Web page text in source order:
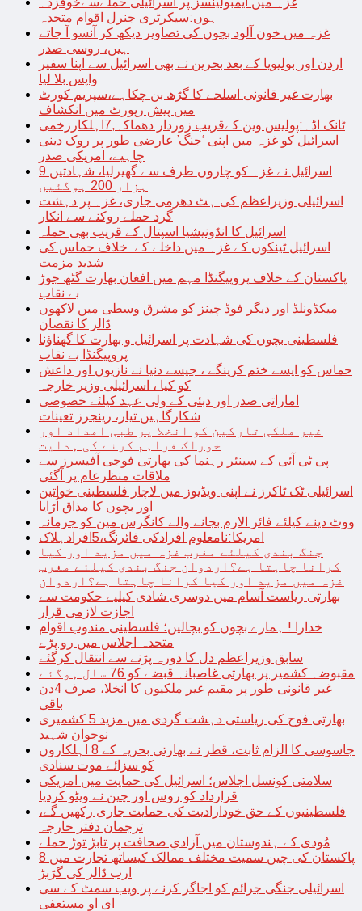
ہوں:سیکرٹری جنرل اقوام متحدہ
غزہ میں خون آلود بچوں کی تصاویر دیکھ کر آنسو آ جاتے
ہیں، روسی صدر
اردن اور بولیویا کے بعد بحرین نے بھی اسرائیل سے اپنا سفیر
واپس بلا لیا
بھارت غیر قانونی اسلحے کا گڑھ بن چکاہے،سپریم کورٹ
میں پیش رپورٹ میں انکشاف
ٹانک اڈہ:پولیس وین کےقریب زوردار دھماکہ,7اہلکارزخمی
اسرائیل کو غزہ میں اپنی ‘جنگ’ عارضی طور پر روک دینی
چاہیے، امریکی صدر
اسرائیل نے غزہ کو چاروں طرف سے گھیرلیا، شہادتیں 9
ہزار 200 ہوگئیں
اسرائیلی وزیراعظم کی ہٹ دھرمی جاری، غزہ پر دہشت
گرد حملے روکنے سے انکار
اسرائیل کا انڈونیشیا اسپتال کے قریب بھی حملہ
اسرائیل ٹینکوں کے غزہ میں داخلے کے خلاف حماس کی
پاکستان کے خلاف پروپیگنڈا مہم میں افغان بھارت گٹھ جوڑ
بے نقاب
میکڈونلڈ اور دیگر فوڈ چینز کو مشرق وسطی میں لاکھوں
ڈالر کا نقصان
فلسطینی بچوں کی شہادت پر اسرائیل و بھارت کا گھناؤنا
پروپیگنڈا بے نقاب
حماس کو ایسے ختم کرینگے ، جیسے دنیا نے نازیوں اور داعش
کو کیا ، اسرائیلی وزیر خارجہ
اماراتی صدر اور دبئی کے ولی عہد کیلئے خصوصی
شکارگاہیں تیار، رینجرز تعینات
غیر ملکی تارکین کو انخلا پر طبی امداد اور
خوراک فراہم کرنے کی ہدایت
پی ٹی آئی کے سینئر رہنما کی بھارتی فوجی آفیسرز سے
ملاقات منظرعام پر آگئی
اسرائیلی ٹک ٹاکرز نے اپنی ویڈیوز میں لاچار فلسطینی خواتین
اور بچوں کا مذاق اُڑایا
ووٹ دینے کیلئے فائر الارم بجانے والے کانگرس مین کو جرمانہ
امریکا:نامعلوم افرادکی فائرنگ،5افرادہلاک
جنگ بندی کیلئے مغرب غزہ میں مزید اور کیا
کرانا چاہتا ہے؟اردوان جنگ بندی کیلئے مغرب
غزہ میں مزید اور کیا کرانا چاہتا ہے؟اردوان
بھارتی ریاست آسام میں دوسری شادی کیلیے حکومت سے
اجازت لازمی قرار
خدارا ! ہمارے بچوں کو بچالیں؛ فلسطینی مندوب اقوام
متحدہ اجلاس میں رو پڑے
سابق وزیراعظم دل کا دورہ پڑنے سے انتقال کرگئے
مقبوضہ کشمیر پر بھارتی غاصبانہ قبضے کو 76 سال ہوگئے
غیر قانونی طور پر مقیم غیر ملکیوں کا انخلا، صرف 4دن
باقی
بھارتی فوج کی ریاستی دہشت گردی میں مزید 5 کشمیری
نوجوان شہید
جاسوسی کا الزام ثابت، قطر نے بھارتی بحریہ کے 8 اہلکاروں
کو سزائے موت سنادی
سلامتی کونسل اجلاس؛ اسرائیل کی حمایت میں امریکی
قرارداد کو روس اور چین نے ویٹو کردیا
فلسطینیوں کے حق خودارادیت کی حمایت جاری رکھیں گے،
ترجمان دفتر خارجہ
مُودی کے ہندوستان میں آزادیِ صحافت پر تابڑ توڑ حملے
پاکستان کی چین سمیت مختلف ممالک کیساتھ تجارت میں 8
ارب ڈالر کی گڑبڑ
اسرائیلی جنگی جرائم کو اجاگر کرنے پر ویب سمٹ کے سی
ای او مستعفی